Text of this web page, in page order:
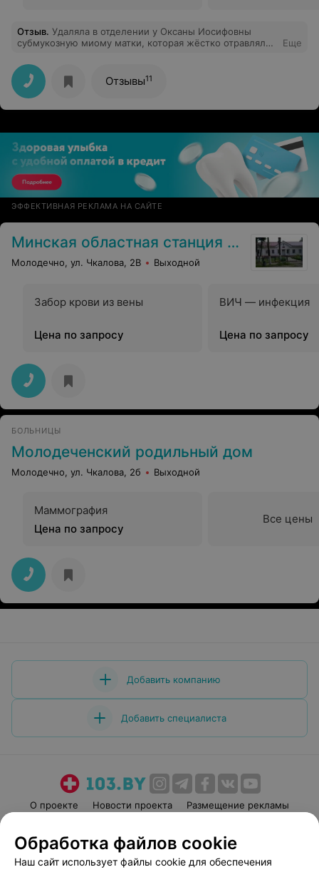
Отзыв. Удаляла в отделении у Оксаны Иосифовны
субмукозную миому матки, которая жёстко отравляла
золотыми руками за то, что сохранив орган, избавили
меня от этой неприятности!!! Низкий Вам поклон и
пусть хранит Вас Господь.
Еще
Отзывы11
ЭФФЕКТИВНАЯ РЕКЛАМА НА САЙТЕ
Минская областная станция переливания крови
Молодечно, ул. Чкалова, 2В Выходной
Забор крови из вены
Цена по запросу
ВИЧ — инфекция
Цена по запросу
БОЛЬНИЦЫ
Молодеченский родильный дом
Молодечно, ул. Чкалова, 2б Выходной
Маммография
Цена по запросу
Все цены
Добавить компанию
Добавить специалиста
О проекте Новости проекта
Размещение рекламы
Пользовательское соглашение
Способы оплаты
Вакансии
Партнеры
Обработка файлов cookie
Наш сайт использует файлы cookie для обеспечения